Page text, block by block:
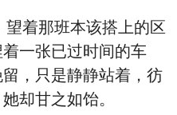
着那班本该搭上的区
一张已过时间的车
，只是静静站着，彷
却甘之如饴。